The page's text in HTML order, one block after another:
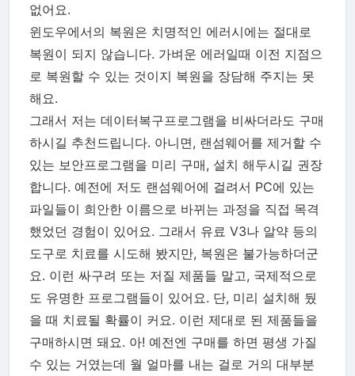
없어요.
윈도우에서의 복원은 치명적인 에러시에는 절대로
복원이 되지 않습니다. 가벼운 에러일때 이전 지점으
로 복원할 수 있는 것이지 복원을 장담해 주지는 못
해요.
그래서 저는 데이터복구프로그램을 비싸더라도 구매
하시길 추천드립니다. 아니면, 랜섬웨어를 제거할 수
있는 보안프로그램을 미리 구매, 설치 해두시길 권장
합니다. 예전에 저도 랜섬웨어에 걸려서 PC에 있는
파일들이 희안한 이름으로 바뀌는 과정을 직접 목격
했었던 경험이 있어요. 그래서 유료 V3나 알약 등의
도구로 치료를 시도해 봤지만, 복원은 불가능하더군
요. 이런 싸구려 또는 저질 제품들 말고, 국제적으로
도 유명한 프로그램들이 있어요. 단, 미리 설치해 뒀
을 때 치료될 확률이 커요. 이런 제대로 된 제품들을
구매하시면 돼요. 아! 예전엔 구매를 하면 평생 가질
수 있는 거였는데 월 얼마를 내는 걸로 거의 대부분